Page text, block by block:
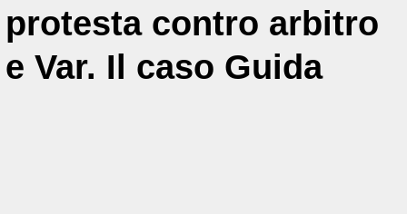
protesta contro arbitro
e Var. Il caso Guida